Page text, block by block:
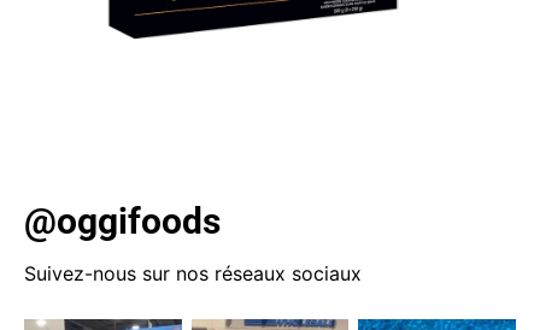
@oggifoods
Suivez-nous sur nos réseaux sociaux